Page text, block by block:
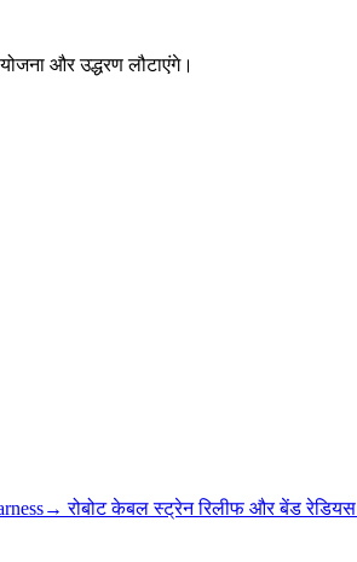
और उद्धरण लौटाएंगे।
→रोबोट केबल स्ट्रेन रिलीफ और बेंड रेडियस